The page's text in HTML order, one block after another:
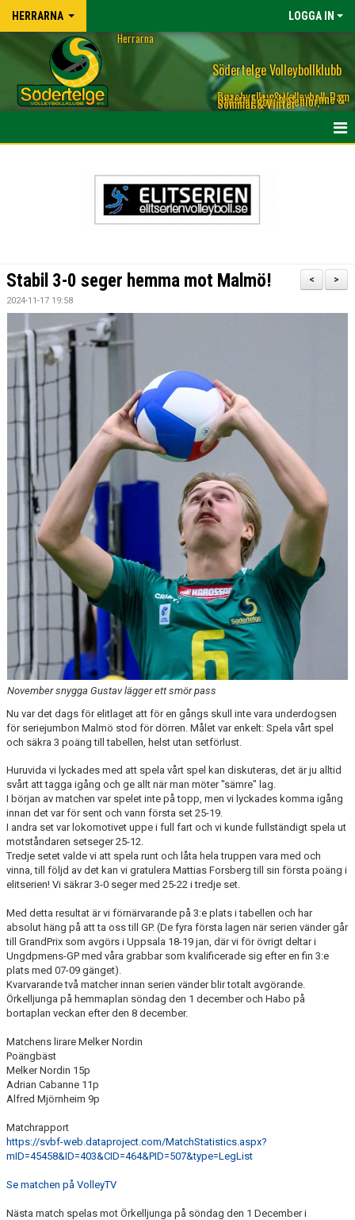
HERRARNA LOGGA IN
Södertelge Volleybollklubb
Beachvolley & Volleyboll, Dam
& Herr, Elit & Motion, Inne &
Ute, Ungdom & Senior,
Sommar & Vinter
Herrarna
TRUPPEN HERRLAGET & KONTAKT TILL TRÄNARE
BILDGALLERI
MATCHER
>
<
Stabil 3-0 seger hemma mot Malmö!
2024-11-17 19:58
November snygga Gustav lägger ett smör pass
Nu var det dags för elitlaget att för en gångs skull inte vara underdogsen
för seriejumbon Malmö stod för dörren. Målet var enkelt: Spela vårt spel
och säkra 3 poäng till tabellen, helst utan setförlust.
Huruvida vi lyckades med att spela vårt spel kan diskuteras, det är ju alltid
svårt att tagga igång och ge allt när man möter "sämre" lag.
I början av matchen var spelet inte på topp, men vi lyckades komma igång
innan det var för sent och vann första set 25-19.
I andra set var lokomotivet uppe i full fart och vi kunde fullständigt spela ut
motståndaren setseger 25-12.
Tredje setet valde vi att spela runt och låta hela truppen vara med och
vinna, till följd av det kan vi gratulera Mattias Forsberg till sin första poäng i
elitserien! Vi säkrar 3-0 seger med 25-22 i tredje set.
Med detta resultat är vi förnärvarande på 3:e plats i tabellen och har
absolut häng på att ta oss till GP. (De fyra första lagen när serien vänder går
till GrandPrix som avgörs i Uppsala 18-19 jan, där vi för övrigt deltar i
Ungdpmens-GP med våra grabbar som kvalificerade sig efter en fin 3:e
plats med 07-09 gänget).
Kvarvarande två matcher innan serien vänder blir totalt avgörande.
Örkelljunga på hemmaplan söndag den 1 december och Habo på
bortaplan veckan efter den 8 december.
Matchens lirare Melker Nordin
Poängbäst
Melker Nordin 15p
Adrian Cabanne 11p
Alfred Mjörnheim 9p
Matchrapport
https://svbf-web.dataproject.com/MatchStatistics.aspx?
mID=45458&ID=403&CID=464&PID=507&type=LegList
Se matchen på VolleyTV
Nästa match spelas mot Örkelljunga på söndag den 1 December i